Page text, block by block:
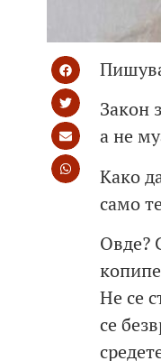
Закон
а не
Како
само
Овде?
Не се
се